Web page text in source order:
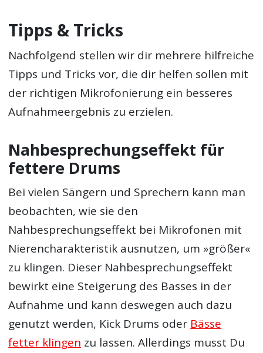
Tipps & Tricks
Nachfolgend stellen wir dir mehrere hilfreiche
Tipps und Tricks vor, die dir helfen sollen mit
der richtigen Mikrofonierung ein besseres
Aufnahmeergebnis zu erzielen.
Nahbesprechungseffekt für
fettere Drums
Bei vielen Sängern und Sprechern kann man
beobachten, wie sie den
Nahbesprechungseffekt bei Mikrofonen mit
Nierencharakteristik ausnutzen, um »größer«
zu klingen. Dieser Nahbesprechungseffekt
bewirkt eine Steigerung des Basses in der
Aufnahme und kann deswegen auch dazu
genutzt werden, Kick Drums oder Bässe
fetter klingen zu lassen. Allerdings musst Du